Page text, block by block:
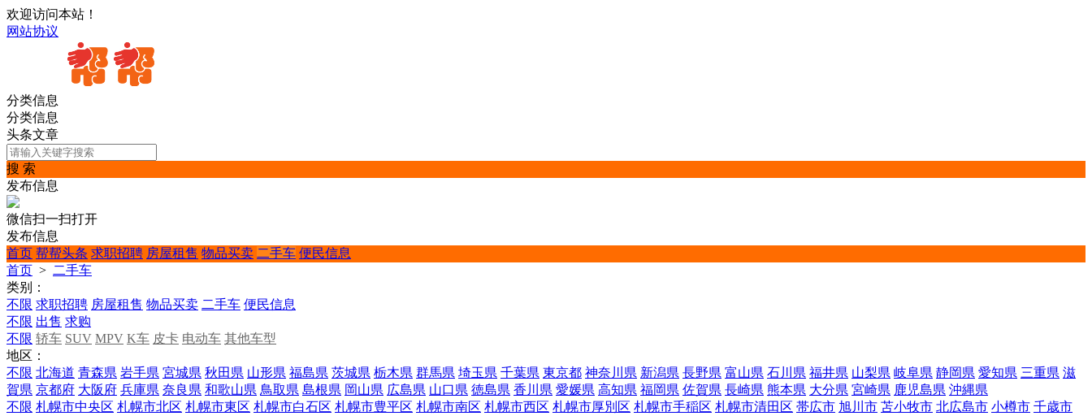
欢迎访问本站！
网站协议
分类信息
分类信息
头条文章
搜 索
发布信息
微信扫一扫打开
发布信息
首页 帮帮头条 求职招聘 房屋租售 物品买卖 二手车 便民信息
首页 > 二手车
类别：
不限 求职招聘 房屋租售 物品买卖 二手车 便民信息
不限 出售 求购
不限 轿车 SUV MPV K车 皮卡 电动车 其他车型
地区：
不限 北海道 青森県 岩手県 宮城県 秋田県 山形県 福島県 茨城県 栃木県 群馬県 埼玉県 千葉県 東京都 神奈川県 新潟県 長野県 富山県 石川県 福井県 山梨県 岐阜県 静岡県 愛知県 三重県 滋
賀県 京都府 大阪府 兵庫県 奈良県 和歌山県 鳥取県 島根県 岡山県 広島県 山口県 徳島県 香川県 愛媛県 高知県 福岡県 佐賀県 長崎県 熊本県 大分県 宮崎県 鹿児島県 沖縄県
不限 札幌市中央区 札幌市北区 札幌市東区 札幌市白石区 札幌市豊平区 札幌市南区 札幌市西区 札幌市厚別区 札幌市手稲区 札幌市清田区 帯広市 旭川市 苫小牧市 北広島市 小樽市 千歳市